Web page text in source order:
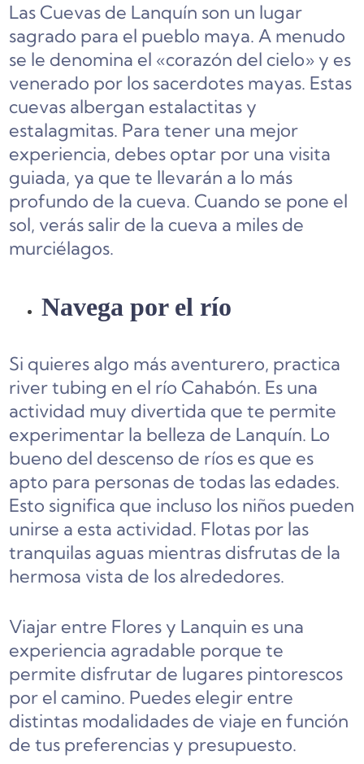
Las Cuevas de Lanquín son un lugar
sagrado para el pueblo maya. A menudo
se le denomina el «corazón del cielo» y es
venerado por los sacerdotes mayas. Estas
cuevas albergan estalactitas y
estalagmitas. Para tener una mejor
experiencia, debes optar por una visita
guiada, ya que te llevarán a lo más
profundo de la cueva. Cuando se pone el
sol, verás salir de la cueva a miles de
murciélagos.
Navega por el río
Si quieres algo más aventurero, practica
river tubing en el río Cahabón. Es una
actividad muy divertida que te permite
experimentar la belleza de Lanquín. Lo
bueno del descenso de ríos es que es
apto para personas de todas las edades.
Esto significa que incluso los niños pueden
unirse a esta actividad. Flotas por las
tranquilas aguas mientras disfrutas de la
hermosa vista de los alrededores.
Viajar entre Flores y Lanquin es una
experiencia agradable porque te
permite disfrutar de lugares pintorescos
por el camino. Puedes elegir entre
distintas modalidades de viaje en función
de tus preferencias y presupuesto.